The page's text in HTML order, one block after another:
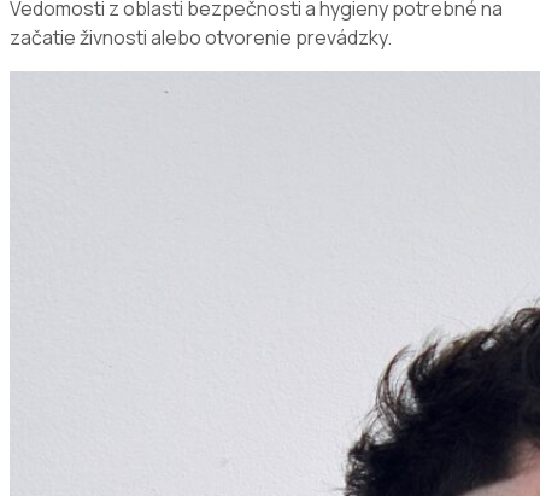
Vedomosti z oblasti bezpečnosti a hygieny potrebné na
začatie živnosti alebo otvorenie prevádzky.